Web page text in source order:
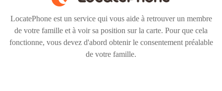
LocatePhone est un service qui vous aide à retrouver un membre
de votre famille et à voir sa position sur la carte. Pour que cela
fonctionne, vous devez d'abord obtenir le consentement préalable
de votre famille.